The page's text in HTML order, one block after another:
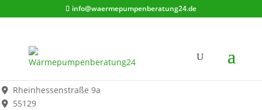
info@waermepumpenberatung24.de
Raumheizlast.de
Werbung*
Rheinhessenstraße 9a
55129